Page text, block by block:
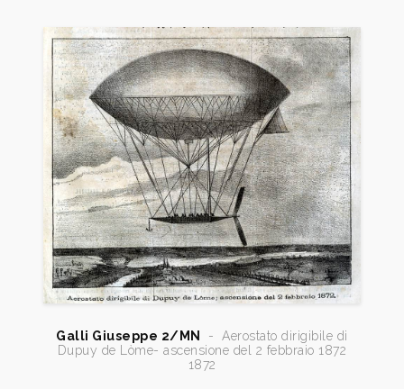
Galli Giuseppe 2/MN -
Aerostato dirigibile di
Dupuy de Lòme- ascensione del 2 febbraio 1872
1872